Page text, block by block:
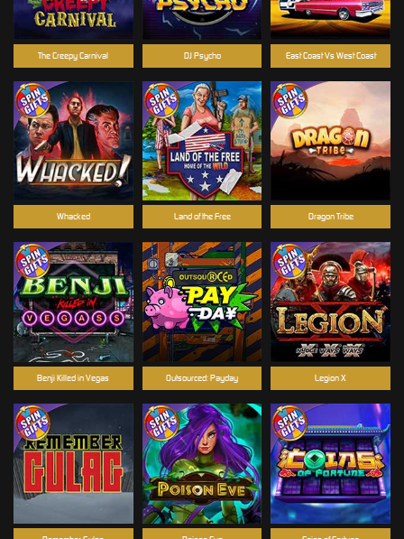
Outsourced: Payday
Land of the Free
Benji Killed in Vegas
Dragon Tribe
Legion X
DJ Psycho East Coast Vs West Coast
The Creepy Carnival
Whacked